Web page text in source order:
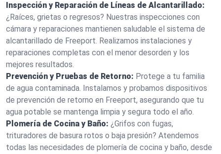
Inspección y Reparación de Líneas de Alcantarillado:
¿Raíces, grietas o regresos? Nuestras inspecciones con
cámara y reparaciones mantienen saludable el sistema de
alcantarillado de Freeport. Realizamos instalaciones y
reparaciones completas con el menor desorden y los
mejores resultados.
Prevención y Pruebas de Retorno: Protege a tu familia
de agua contaminada. Instalamos y probamos dispositivos
de prevención de retorno en Freeport, asegurando que tu
agua potable se mantenga limpia y segura todo el año.
Plomería de Cocina y Baño: ¿Grifos con fugas,
trituradores de basura rotos o baja presión? Atendemos
todas las necesidades de plomería de cocina y baño, desde